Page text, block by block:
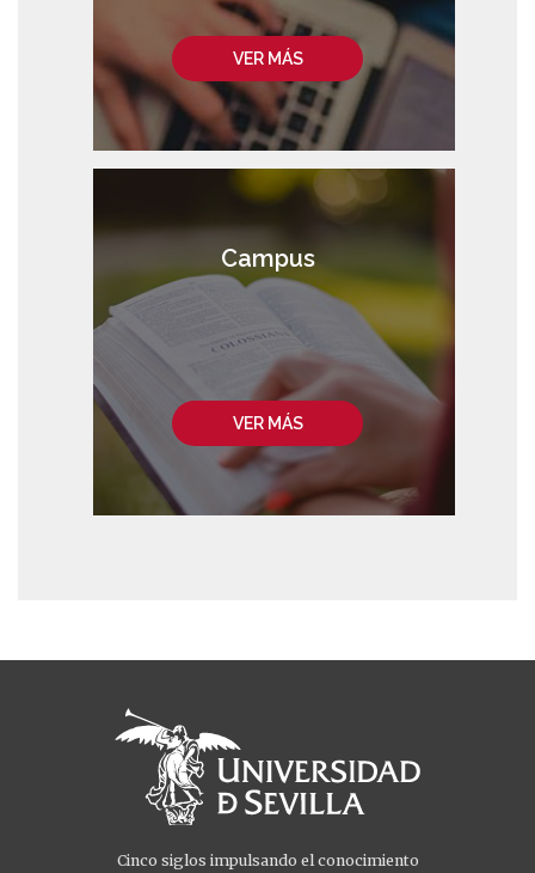
VER MÁS
VER MÁS
Campus
Cinco siglos impulsando el conocimiento